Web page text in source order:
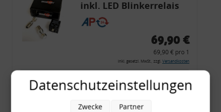
inkl. LED Blinkerrelais
CF 14
69,90 €
69,90 € pro 1
inkl. gesetzl. MwSt., zzgl. Versandkosten
Merkzettel
Datenschutzeinstellungen
Zwecke Partner